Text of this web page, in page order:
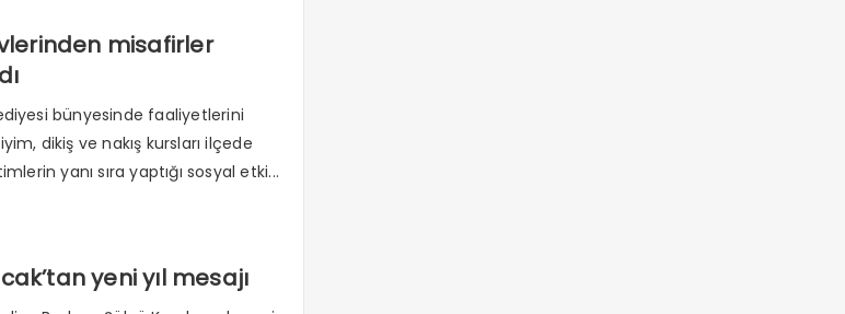
misafirler
bünyesinde faaliyetlerini
dikiş ve nakış kursları ilçede
yanı sıra yaptığı sosyal etki...
yeni yıl mesajı